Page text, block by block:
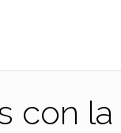
con la